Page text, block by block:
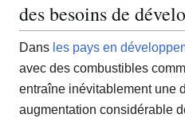
des besoins de
Dans les pays en
avec des combustibles
entraîne inévitablement une
augmentation considérable